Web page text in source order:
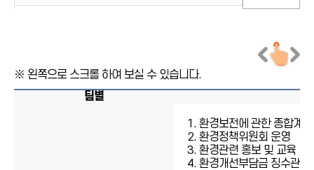
팀별
1. 환경보전에 관한 종합계
2. 환경정책위원회 운영
3. 환경관련 홍보 및 교육
4. 환경개선부담금 징수관리